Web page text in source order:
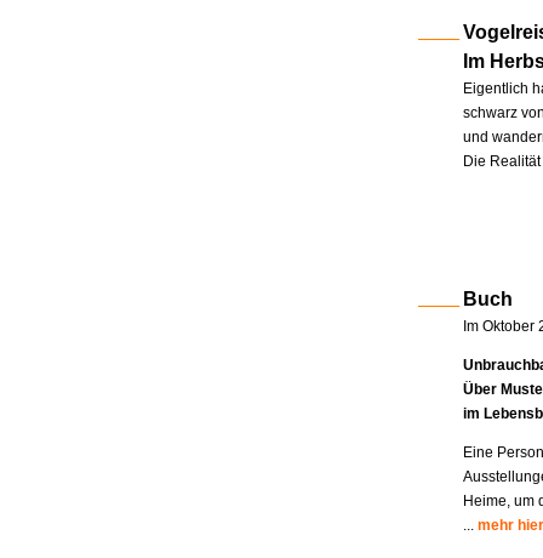
Im
Eigentlich
schwarz
und
Die
Buch
Im Oktober
Über
im
Eine
Heime, um
... mehr hier